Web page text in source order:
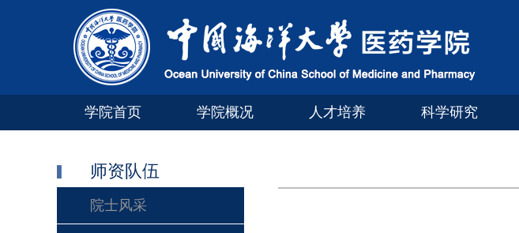
学院首页 学院概况 人才培养 科学研究
师资队伍
院士风采